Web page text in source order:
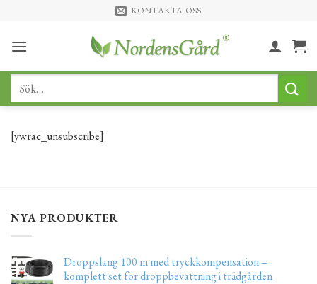
content
KONTAKTA OSS
Sök
[ywrac_unsubscribe]
NYA PRODUKTER
Droppslang 100 m med tryckkompensation –
komplett set för droppbevattning i trädgården